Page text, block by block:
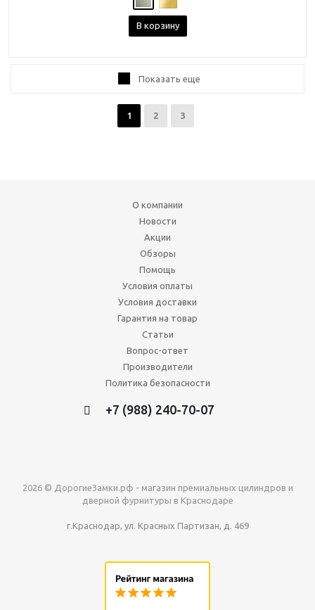
В корзину
Показать еще
1 2 3
О компании
Новости
Акции
Обзоры
Помощь
Условия оплаты
Условия доставки
Гарантия на товар
Статьи
Вопрос-ответ
Производители
Политика безопасности
+7 (988) 240-70-07
2026 © ДорогиеЗамки.рф - магазин премиальных цилиндров и
дверной фурнитуры в Краснодаре
г.Краснодар, ул. Красных Партизан, д. 469